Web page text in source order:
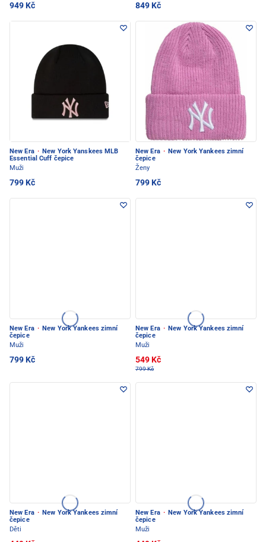
949 Kč 849 Kč
New Era · New York Yanskees MLB
Essential Cuff čepice
Muži
799 Kč
New Era · New York Yankees zimní
čepice
Ženy
799 Kč
New Era · New York Yankees zimní
čepice
Muži
799 Kč
New Era · New York Yankees zimní
čepice
Muži
549 Kč
799 Kč
New Era · New York Yankees zimní
čepice
Děti
New Era · New York Yankees zimní
čepice
Muži